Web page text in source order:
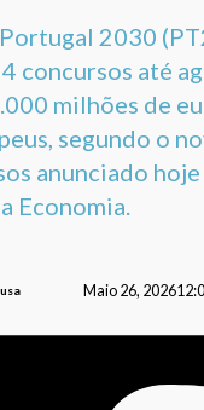
2030
concursos até
milhões de
segundo o
anunciado
Economia.
Maio 26, 2026